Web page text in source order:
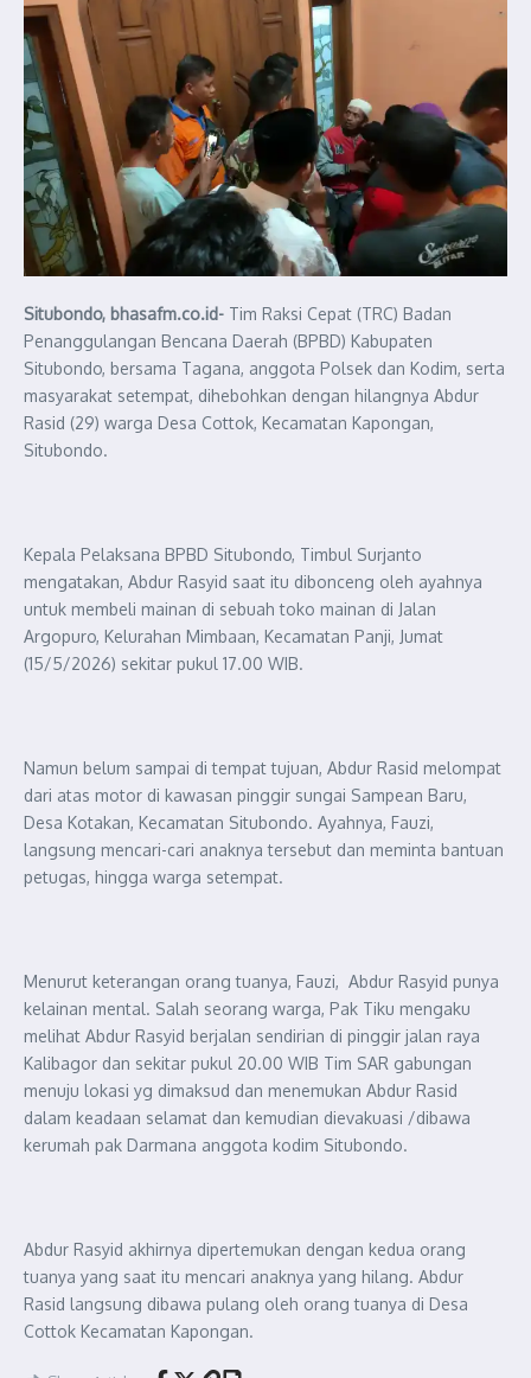
Situbondo, bhasafm.co.id- Tim Raksi Cepat (TRC) Badan
Penanggulangan Bencana Daerah (BPBD) Kabupaten
Situbondo, bersama Tagana, anggota Polsek dan Kodim, serta
masyarakat setempat, dihebohkan dengan hilangnya Abdur
Rasid (29) warga Desa Cottok, Kecamatan Kapongan,
Situbondo.
Kepala Pelaksana BPBD Situbondo, Timbul Surjanto
mengatakan, Abdur Rasyid saat itu dibonceng oleh ayahnya
untuk membeli mainan di sebuah toko mainan di Jalan
Argopuro, Kelurahan Mimbaan, Kecamatan Panji, Jumat
(15/5/2026) sekitar pukul 17.00 WIB.
Namun belum sampai di tempat tujuan, Abdur Rasid melompat
dari atas motor di kawasan pinggir sungai Sampean Baru,
Desa Kotakan, Kecamatan Situbondo. Ayahnya, Fauzi,
langsung mencari-cari anaknya tersebut dan meminta bantuan
petugas, hingga warga setempat.
Menurut keterangan orang tuanya, Fauzi, Abdur Rasyid punya
kelainan mental. Salah seorang warga, Pak Tiku mengaku
melihat Abdur Rasyid berjalan sendirian di pinggir jalan raya
Kalibagor dan sekitar pukul 20.00 WIB Tim SAR gabungan
menuju lokasi yg dimaksud dan menemukan Abdur Rasid
dalam keadaan selamat dan kemudian dievakuasi /dibawa
kerumah pak Darmana anggota kodim Situbondo.
Abdur Rasyid akhirnya dipertemukan dengan kedua orang
tuanya yang saat itu mencari anaknya yang hilang. Abdur
Rasid langsung dibawa pulang oleh orang tuanya di Desa
Cottok Kecamatan Kapongan.